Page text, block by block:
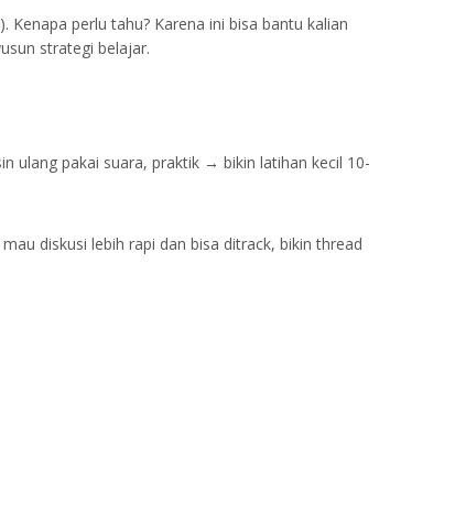
perlu tahu? Karena ini bisa bantu kalian
strategi belajar.
ulang pakai suara, praktik → bikin latihan kecil 10-
mau diskusi lebih rapi dan bisa ditrack, bikin thread